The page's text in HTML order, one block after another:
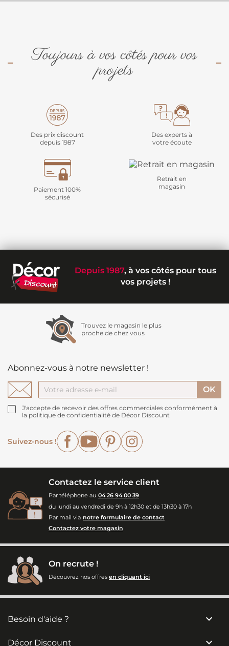
Toujours à vos côtés pour vos
projets
Des prix discount
depuis 1987
Des experts à
votre écoute
Paiement 100%
sécurisé
Retrait en
magasin
Depuis 1987, à vos côtés pour tous
vos projets !
Trouvez le magasin le plus
proche de chez vous
Abonnez-vous à notre newsletter !
J'accepte de recevoir des offres commerciales conformément à
la politique de confidentialité de Décor Discount
Suivez-nous !
FacebookYouTubePinterest
Contactez le service client
Par téléphone au 04 26 94 00 39
du lundi au vendredi de 9h à 12h30 et de 13h30 à 17h
Par mail via notre formulaire de contact
Contactez votre magasin
On recrute !
Découvrez nos offres en cliquant ici
Besoin d'aide ? 
Décor Discount 